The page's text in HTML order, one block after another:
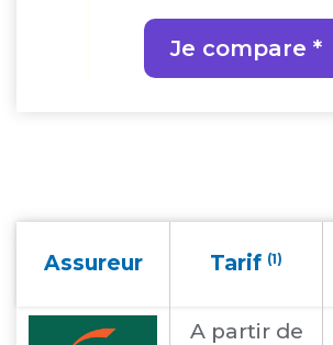
Je compare *
Assureur Tarif (1)
A partir de